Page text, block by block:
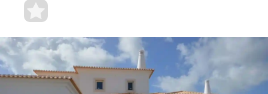
Contacte-
nos
Termos
e